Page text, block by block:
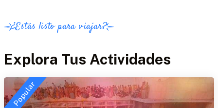
¿Estás listo para viajar?
Explora Tus Actividades
Popular